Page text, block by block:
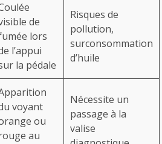
de
lors
l’appui
la pédale
Risques de
pollution,
surconsommation
d’huile
voyant
ou
au
Nécessite un
passage à la
valise